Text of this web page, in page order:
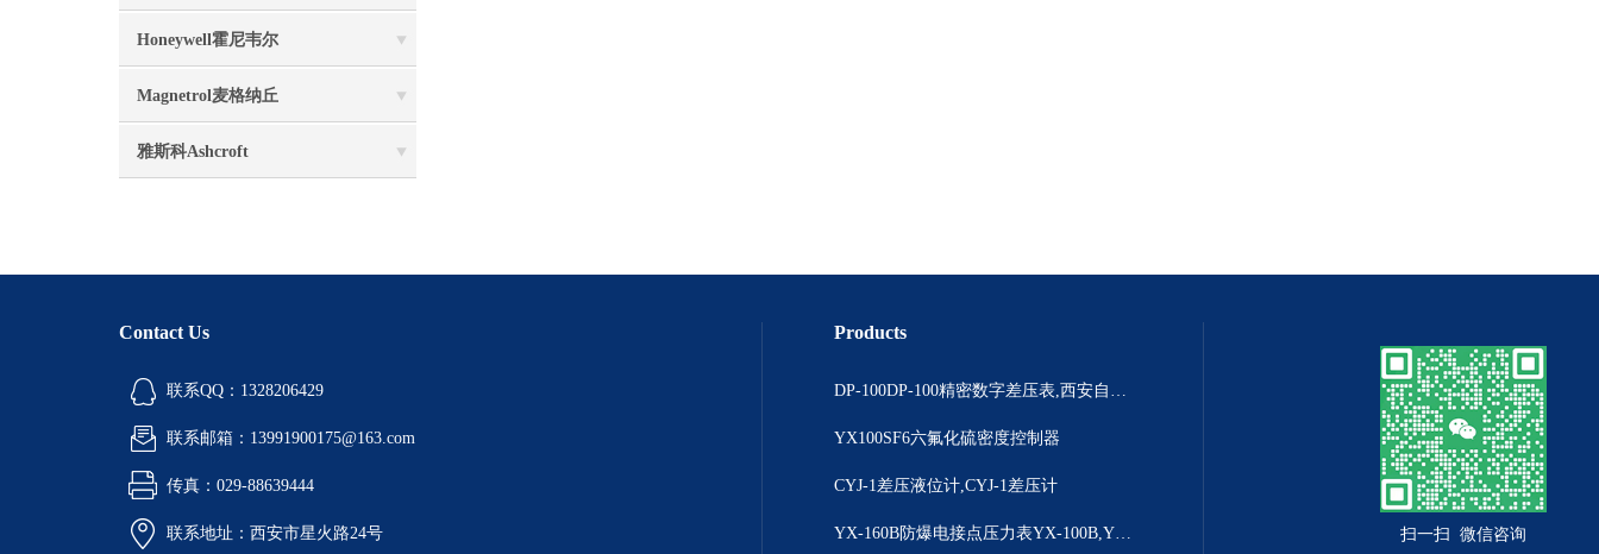
Honeywell霍尼韦尔
Magnetrol麦格纳丘
雅斯科Ashcroft
Contact Us
联系QQ：1328206429
联系邮箱：13991900175@163.com
传真：029-88639444
联系地址：西安市星火路24号
Products
DP-100DP-100精密数字差压表,西安自动化仪表一厂 数字压力表
YX100SF6六氟化硫密度控制器
CYJ-1差压液位计,CYJ-1差压计
YX-160B防爆电接点压力表YX-100B,YX-160B 扫一扫 微信咨询